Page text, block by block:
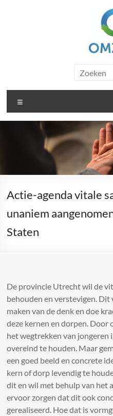
naar
elkaar
met
je
Actie-agenda vitale
unaniem
Staten
De provincie Utrecht wil de
behouden en verstevigen.
maken van de denk en doe
deze kernen en dorpen. Door
het wegtrekken van jongeren
overeind te houden. Maar
een goed beeld en concrete
kern of dorp levendig te
dit en wil met behulp van het
ervoor zorgen dat dit ook
gerealiseerd. Hoe dat is